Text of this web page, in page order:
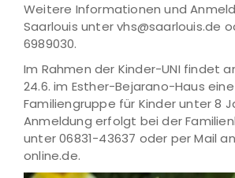
Weitere Informationen und
Saarlouis unter vhs@saarlouis.de
6989030.
Im Rahmen der Kinder-UNI findet
24.6. im Esther-Bejarano-Haus
Familiengruppe für Kinder unter 8
Anmeldung erfolgt bei der
unter 06831-43637 oder per Mail
online.de.